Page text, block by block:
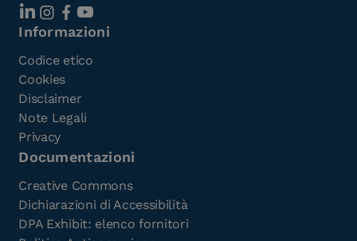
Informazioni
Codice etico
Cookies
Disclaimer
Note Legali
Privacy
Documentazioni
Creative Commons
Dichiarazioni di Accessibilità
DPA Exhibit: elenco fornitori